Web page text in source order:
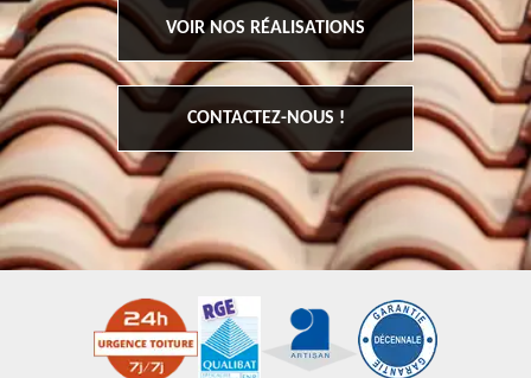
VOIR NOS RÉALISATIONS
CONTACTEZ-NOUS !